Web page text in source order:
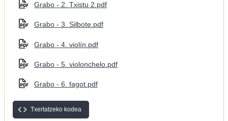
Grabo - 2. Txistu 2.pdf
Grabo - 3. Silbote.pdf
Grabo - 4. violín.pdf
Grabo - 5. violonchelo.pdf
Grabo - 6. fagot.pdf
Txertatzeko kodea